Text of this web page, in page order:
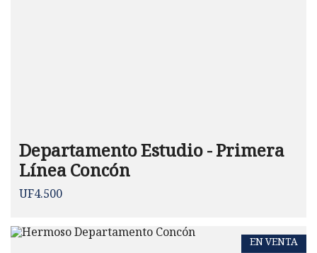
Departamento Estudio - Primera
Línea Concón
UF4.500
EN VENTA